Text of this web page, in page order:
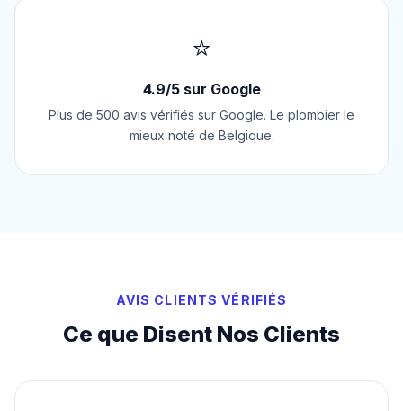
⭐
4.9/5 sur Google
Plus de 500 avis vérifiés sur Google. Le plombier le
mieux noté de Belgique.
AVIS CLIENTS VÉRIFIÉS
Ce que Disent Nos Clients